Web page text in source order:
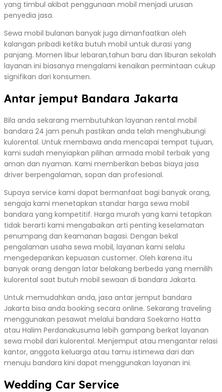
yang timbul akibat penggunaan mobil menjadi urusan
penyedia jasa.
Sewa mobil bulanan banyak juga dimanfaatkan oleh
kalangan pribadi ketika butuh mobil untuk durasi yang
panjang. Momen libur lebaran,tahun baru dan liburan sekolah
layanan ini biasanya mengalami kenaikan permintaan cukup
signifikan dari konsumen.
Antar jemput Bandara Jakarta
Bila anda sekarang membutuhkan layanan rental mobil
bandara 24 jam penuh pastikan anda telah menghubungi
kulorental. Untuk membawa anda mencapai tempat tujuan,
kami sudah menyiapkan pilihan armada mobil terbaik yang
aman dan nyaman. Kami memberikan bebas biaya jasa
driver berpengalaman, sopan dan profesional.
Supaya service kami dapat bermanfaat bagi banyak orang,
sengaja kami menetapkan standar harga sewa mobil
bandara yang kompetitif. Harga murah yang kami tetapkan
tidak berarti kami mengabaikan arti penting keselamatan
penumpang dan keamanan bagasi. Dengan bekal
pengalaman usaha sewa mobil, layanan kami selalu
mengedepankan kepuasan customer. Oleh karena itu
banyak orang dengan latar belakang berbeda yang memilih
kulorental saat butuh mobil sewaan di bandara Jakarta.
Untuk memudahkan anda, jasa antar jemput bandara
Jakarta bisa anda booking secara online. Sekarang traveling
menggunakan pesawat melalui bandara Soekarno Hatta
atau Halim Perdanakusuma lebih gampang berkat layanan
sewa mobil dari kulorental. Menjemput atau mengantar relasi
kantor, anggota keluarga atau tamu istimewa dari dan
menuju bandara kini dapat menggunakan layanan ini.
Wedding Car Service